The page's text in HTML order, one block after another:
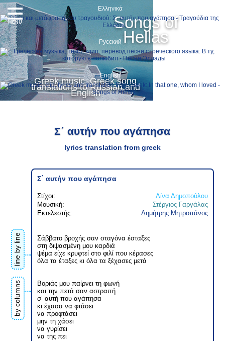
Songs of
Hellas
Greek music, Greek song
translations to Russian and
English
Ελληνικά
Русский
English
MENU
Σ΄ αυτήν που αγάπησα
lyrics translation from greek
line by line
by columns
Σ΄ αυτήν που αγάπησα
Στίχοι:
Λίνα Δημοπούλου
Μουσική:
Στέργιος Γαργάλας
Εκτελεστής:
Δημήτρης Μητροπάνος
Σάββατο βροχής σαν σταγόνα έσταξες
στη διψασμένη μου καρδιά
ψέμα είχε κρυφτεί στο φιλί που κέρασες
όλα τα έταξες κι όλα τα ξέχασες μετά
Βοριάς μου παίρνει τη φωνή
και την πετά σαν αστραπή
σ’ αυτή που αγάπησα
κι έχασα να φτάσει
να προφτάσει
μην τη χάσει
να γυρίσει
να της πει